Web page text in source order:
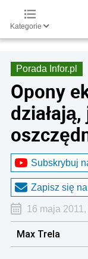
Kategorie
Porada Infor.pl
Opony
Subskrybuj
Zapisz się
16 maja
Max Trela